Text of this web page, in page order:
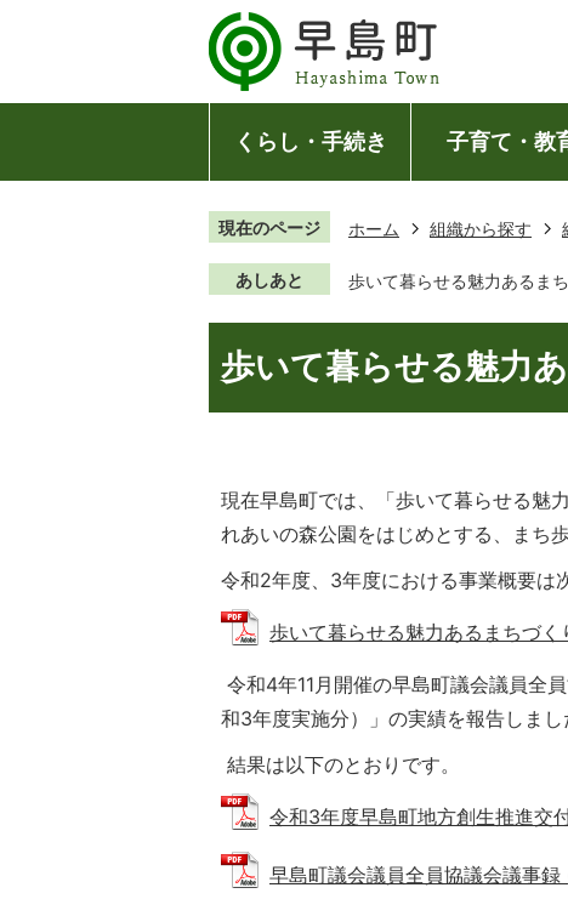
くらし・手続き 子育て・教
現在のページ ホーム 組織から探す
あしあと 歩いて暮らせる魅力あるま
歩いて暮らせる魅力
現在早島町では、「歩いて暮らせる魅
れあいの森公園をはじめとする、まち
令和2年度、3年度における事業概要は
歩いて暮らせる魅力あるまちづ
令和4年11月開催の早島町議会議員全
和3年度実施分）」の実績を報告しまし
結果は以下のとおりです。
令和3年度早島町地方創生推進交
早島町議会議員全員協議会議事